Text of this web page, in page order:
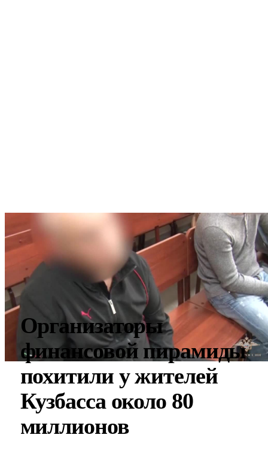
Организаторы
финансовой пирамиды
похитили у жителей
Кузбасса около 80
миллионов